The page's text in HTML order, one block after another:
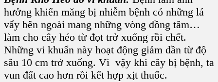
hưởng khiến măng bị nhiễm bệnh có những lá
vẩy bên ngoài mang những vòng đồng tâm…
làm cho cây héo từ đọt trở xuống rồi chết.
Những vi khuẩn này hoạt động giảm dần từ độ
sâu 10 cm trở xuống. Vì vậy khi cây bị bệnh, ta
vun đất cao hơn rồi kết hợp xịt thuốc.